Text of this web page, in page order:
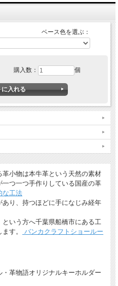
ベース色を選ぶ：
購入数： 個
小物は本牛革という天然の素材
つ一つ手作りしている国産の革
な工法
り、持つほどに手になじみ経年
いう方へ千葉県船橋市にある工
す。
バンカクラフトショールー
革物語オリジナルキーホルダー